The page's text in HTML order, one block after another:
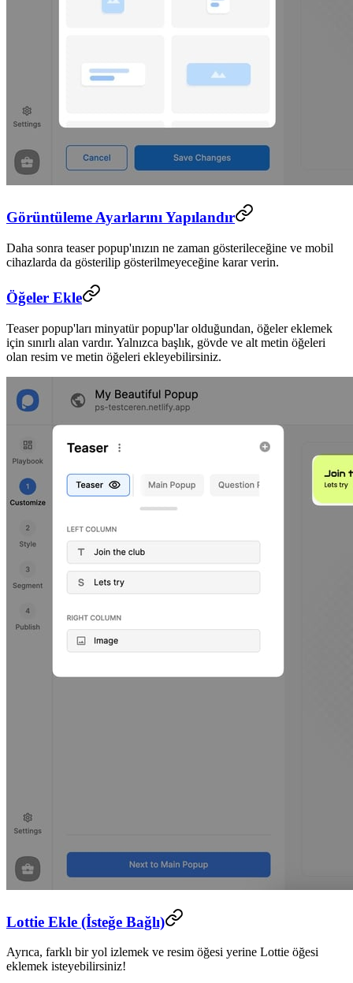
Görüntüleme Ayarlarını Yapılandır
Daha sonra teaser popup'ınızın ne zaman gösterileceğine ve mobil
cihazlarda da gösterilip gösterilmeyeceğine karar verin.
Öğeler Ekle
Teaser popup'ları minyatür popup'lar olduğundan, öğeler eklemek
için sınırlı alan vardır. Yalnızca başlık, gövde ve alt metin öğeleri
olan resim ve metin öğeleri ekleyebilirsiniz.
Lottie Ekle (İsteğe Bağlı)
Ayrıca, farklı bir yol izlemek ve resim öğesi yerine Lottie öğesi
eklemek isteyebilirsiniz!